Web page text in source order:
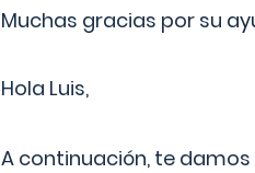
Muchas gracias por su
Hola Luis,
A continuación, te